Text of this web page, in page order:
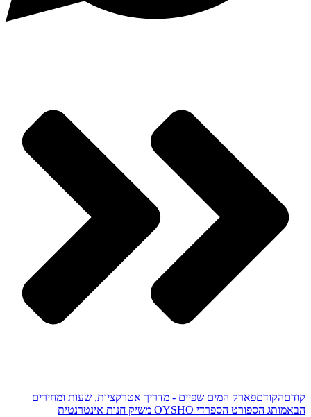
קודםהקודםפארק המים שפיים - מדריך אטרקציות, שעות ומחירים
הבאמותג הספורט הספרדי OYSHO משיק חנות אינטרנטית